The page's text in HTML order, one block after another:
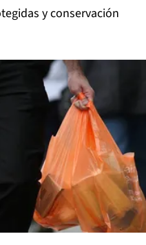
y conservación